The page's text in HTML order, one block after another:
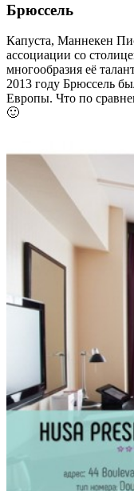
Брюссель
Капуста, Маннекен
ассоциации со
многообразия её
2013 году Брюссель
Европы. Что по
🙂